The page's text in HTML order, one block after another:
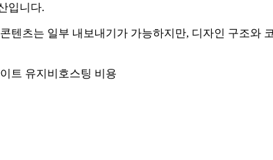
입니다.
텐츠는 일부 내보내기가 가능하지만, 디자인 구조와
트 유지비 호스팅 비용